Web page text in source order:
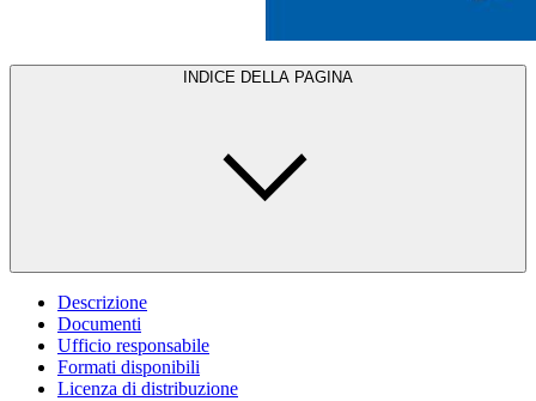
INDICE DELLA PAGINA
Descrizione
Documenti
Ufficio responsabile
Formati disponibili
Licenza di distribuzione